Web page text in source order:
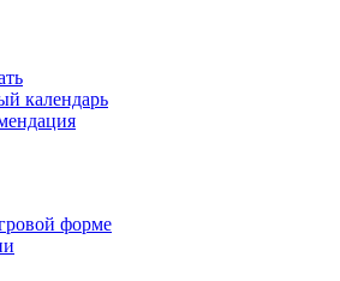
календарь
форме